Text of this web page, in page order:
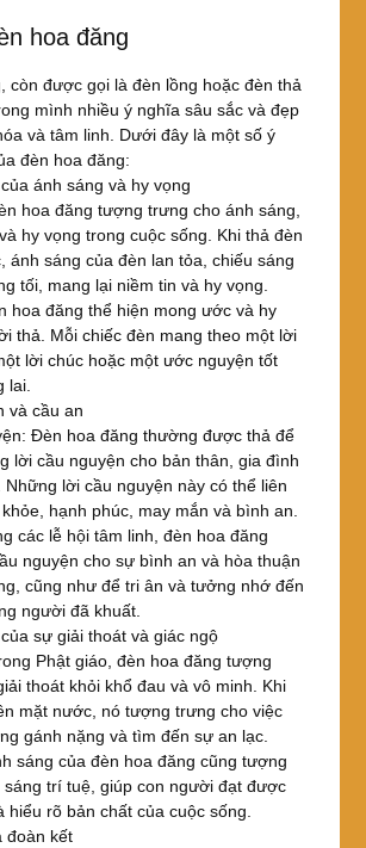
hoa đăng
còn được gọi là đèn lồng hoặc đèn thả
mình nhiều ý nghĩa sâu sắc và đẹp
và tâm linh. Dưới đây là một số ý
đèn hoa đăng:
ánh sáng và hy vọng
hoa đăng tượng trưng cho ánh sáng,
hy vọng trong cuộc sống. Khi thả đèn
ánh sáng của đèn lan tỏa, chiếu sáng
tối, mang lại niềm tin và hy vọng.
hoa đăng thể hiện mong ước và hy
thả. Mỗi chiếc đèn mang theo một lời
lời chúc hoặc một ước nguyện tốt
lai.
và cầu an
Đèn hoa đăng thường được thả để
lời cầu nguyện cho bản thân, gia đình
Những lời cầu nguyện này có thể liên
hạnh phúc, may mắn và bình an.
các lễ hội tâm linh, đèn hoa đăng
nguyện cho sự bình an và hòa thuận
cũng như để tri ân và tưởng nhớ đến
người đã khuất.
sự giải thoát và giác ngộ
Phật giáo, đèn hoa đăng tượng
thoát khỏi khổ đau và vô minh. Khi
mặt nước, nó tượng trưng cho việc
gánh nặng và tìm đến sự an lạc.
sáng của đèn hoa đăng cũng tượng
trí tuệ, giúp con người đạt được
hiểu rõ bản chất của cuộc sống.
đoàn kết